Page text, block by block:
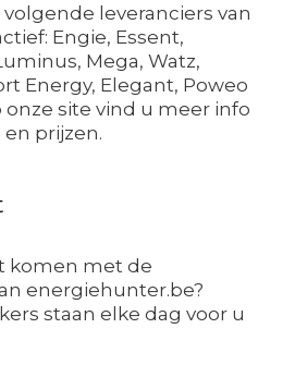
leveranciers van
Engie, Essent,
Mega, Watz,
Energy, Elegant, Poweo
onze site vind u meer info
prijzen.
komen met de
energiehunter.be?
staan elke dag voor u